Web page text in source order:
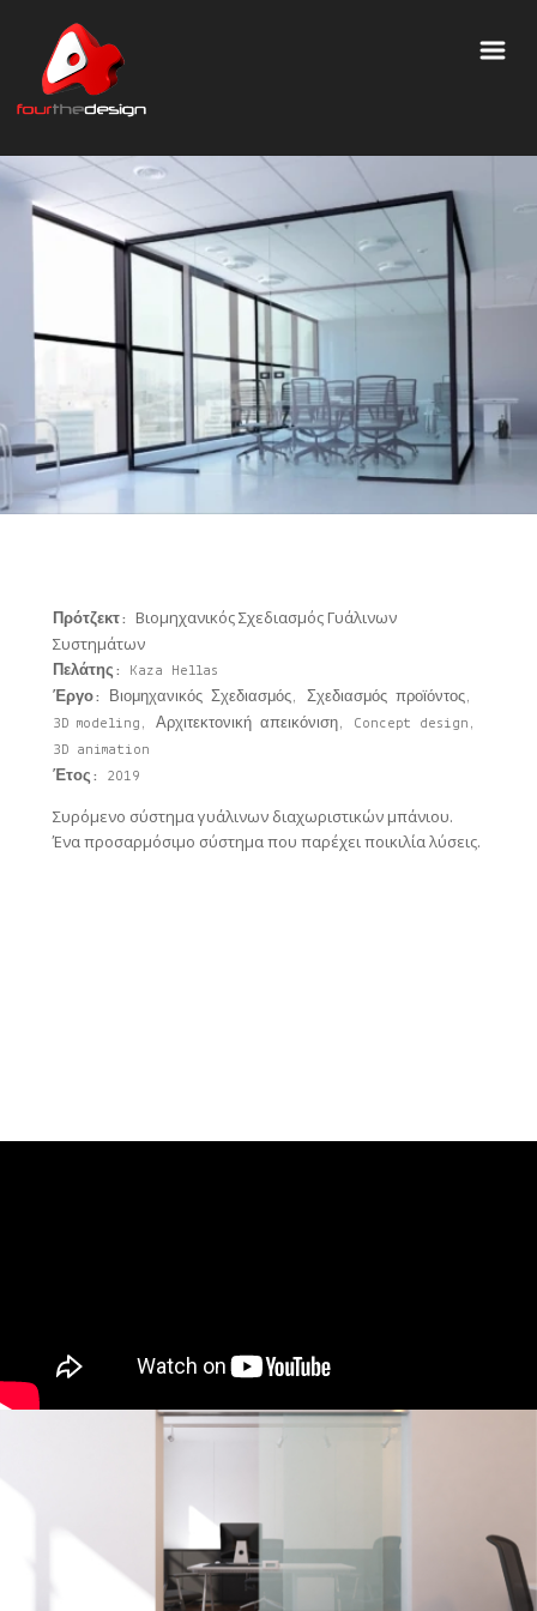
Πρότζεκτ: Βιομηχανικός Σχεδιασμός Γυάλινων
Συστημάτων
Πελάτης:
Kaza Hellas
Έργο:
Βιομηχανικός Σχεδιασμός, Σχεδιασμός προϊόντος,
3D modeling, Αρχιτεκτονική απεικόνιση, Concept design,
3D animation
Έτος:
2019
Συρόμενο σύστημα γυάλινων διαχωριστικών μπάνιου.
Ένα προσαρμόσιμο σύστημα που παρέχει ποικιλία λύσεις.